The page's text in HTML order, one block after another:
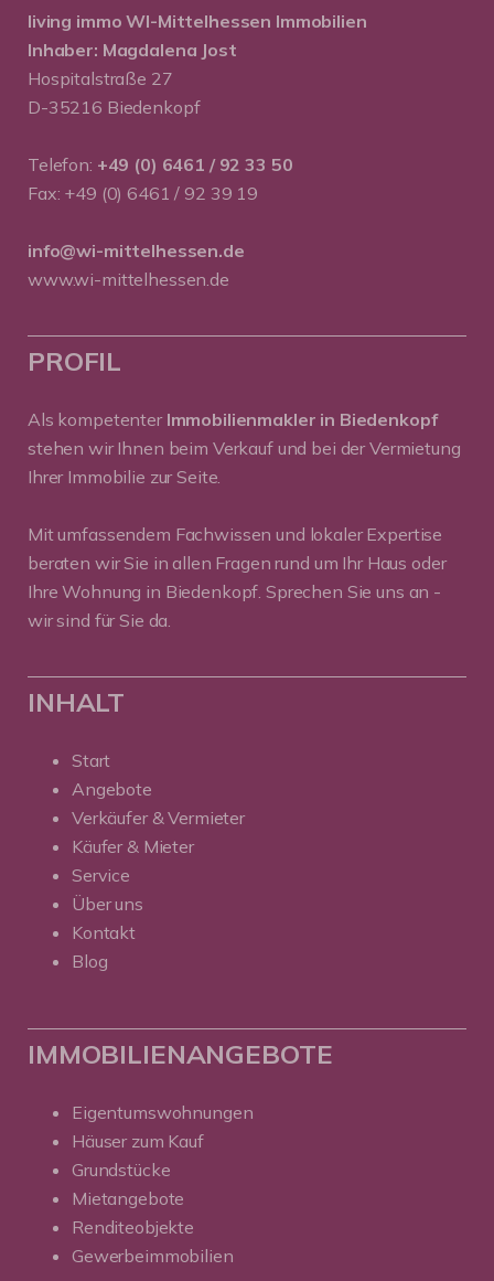
living immo WI-Mittelhessen Immobilien
Inhaber: Magdalena Jost
Hospitalstraße 27
D-35216 Biedenkopf
Telefon: +49 (0) 6461 / 92 33 50
Fax: +49 (0) 6461 / 92 39 19
info@wi-mittelhessen.de
www.wi-mittelhessen.de
PROFIL
Als kompetenter Immobilienmakler in Biedenkopf
stehen wir Ihnen beim Verkauf und bei der Vermietung
Ihrer Immobilie zur Seite.
Mit umfassendem Fachwissen und lokaler Expertise
beraten wir Sie in allen Fragen rund um Ihr Haus oder
Ihre Wohnung in Biedenkopf. Sprechen Sie uns an -
wir sind für Sie da.
INHALT
Start
Angebote
Verkäufer & Vermieter
Käufer & Mieter
Service
Über uns
Kontakt
Blog
IMMOBILIENANGEBOTE
Eigentumswohnungen
Häuser zum Kauf
Grundstücke
Mietangebote
Renditeobjekte
Gewerbeimmobilien